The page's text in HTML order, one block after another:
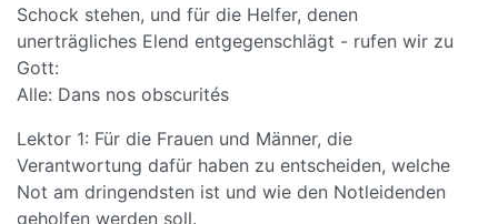
Schock stehen, und für die Helfer, denen
unerträgliches Elend entgegenschlägt - rufen wir zu
Gott:
Alle: Dans nos obscurités
Lektor 1: Für die Frauen und Männer, die
Verantwortung dafür haben zu entscheiden, welche
Not am dringendsten ist und wie den Notleidenden
geholfen werden soll.